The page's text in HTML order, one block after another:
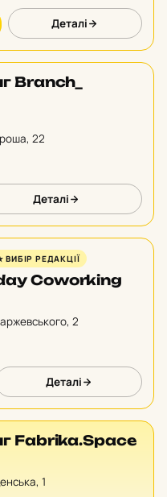
Деталі
Branch_
22
Деталі
ВИБІР РЕДАКЦІЇ
Coworking
2
Деталі
Fabrika.Space
1